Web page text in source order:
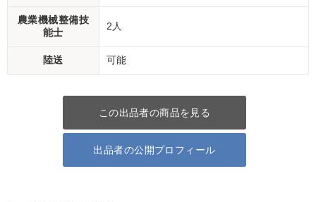
農業機械整備技
能士
2人
陸送 可能
この出品者の商品を見る
出品者の公開プロフィール